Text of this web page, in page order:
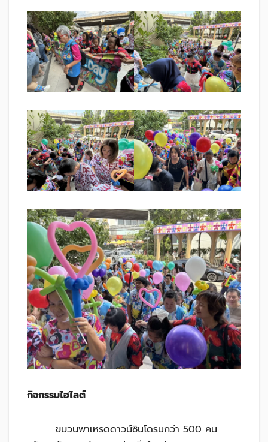
กิจกรรมไฮไลต์
ขบวนพาเหรดดาวน์ซินโดรมกว่า 500 คน